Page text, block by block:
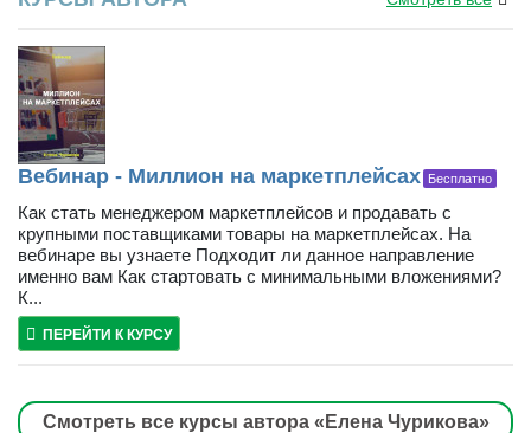
Вебинар - Миллион на маркетплейсах Бесплатно
Как стать менеджером маркетплейсов и продавать с
крупными поставщиками товары на маркетплейсах. На
вебинаре вы узнаете Подходит ли данное направление
именно вам Как стартовать с минимальными вложениями?
К...
ПЕРЕЙТИ К КУРСУ
Смотреть все курсы автора «Елена Чурикова»